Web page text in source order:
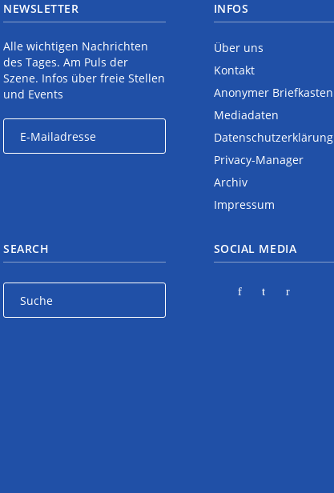
NEWSLETTER
Alle wichtigen Nachrichten
des Tages. Am Puls der
Szene. Infos über freie Stellen
und Events
SEARCH
INFOS
Über uns
Kontakt
Anonymer Briefkasten
Mediadaten
Datenschutzerklärung
Privacy-Manager
Archiv
Impressum
SOCIAL MEDIA